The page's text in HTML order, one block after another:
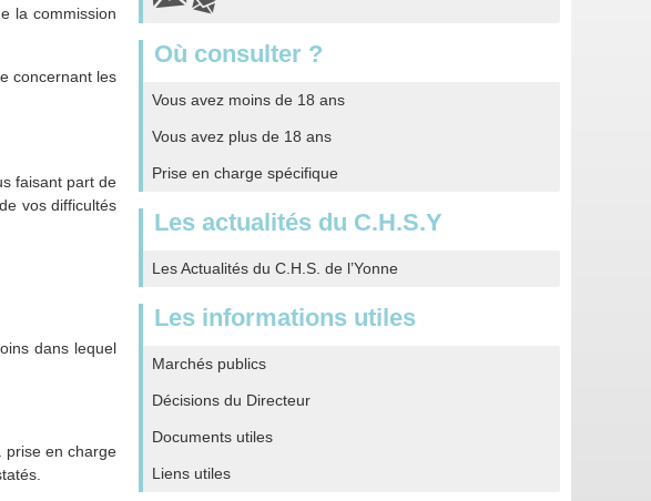
la commission
concernant les
faisant part de
vos difficultés
dans lequel
prise en charge
Où consulter ?
Vous avez moins de 18 ans
Vous avez plus de 18 ans
Prise en charge spécifique
Les actualités du C.H.S.Y
Les Actualités du C.H.S. de l’Yonne
Les informations utiles
Marchés publics
Décisions du Directeur
Documents utiles
Liens utiles